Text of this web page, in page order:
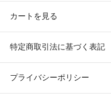
カートを見る
特定商取引法に基づく表記
プライバシーポリシー